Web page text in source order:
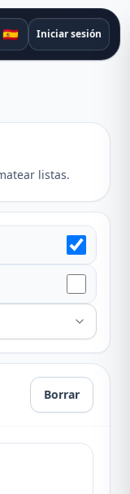
🇪🇸 Iniciar sesión
listas.
Borrar